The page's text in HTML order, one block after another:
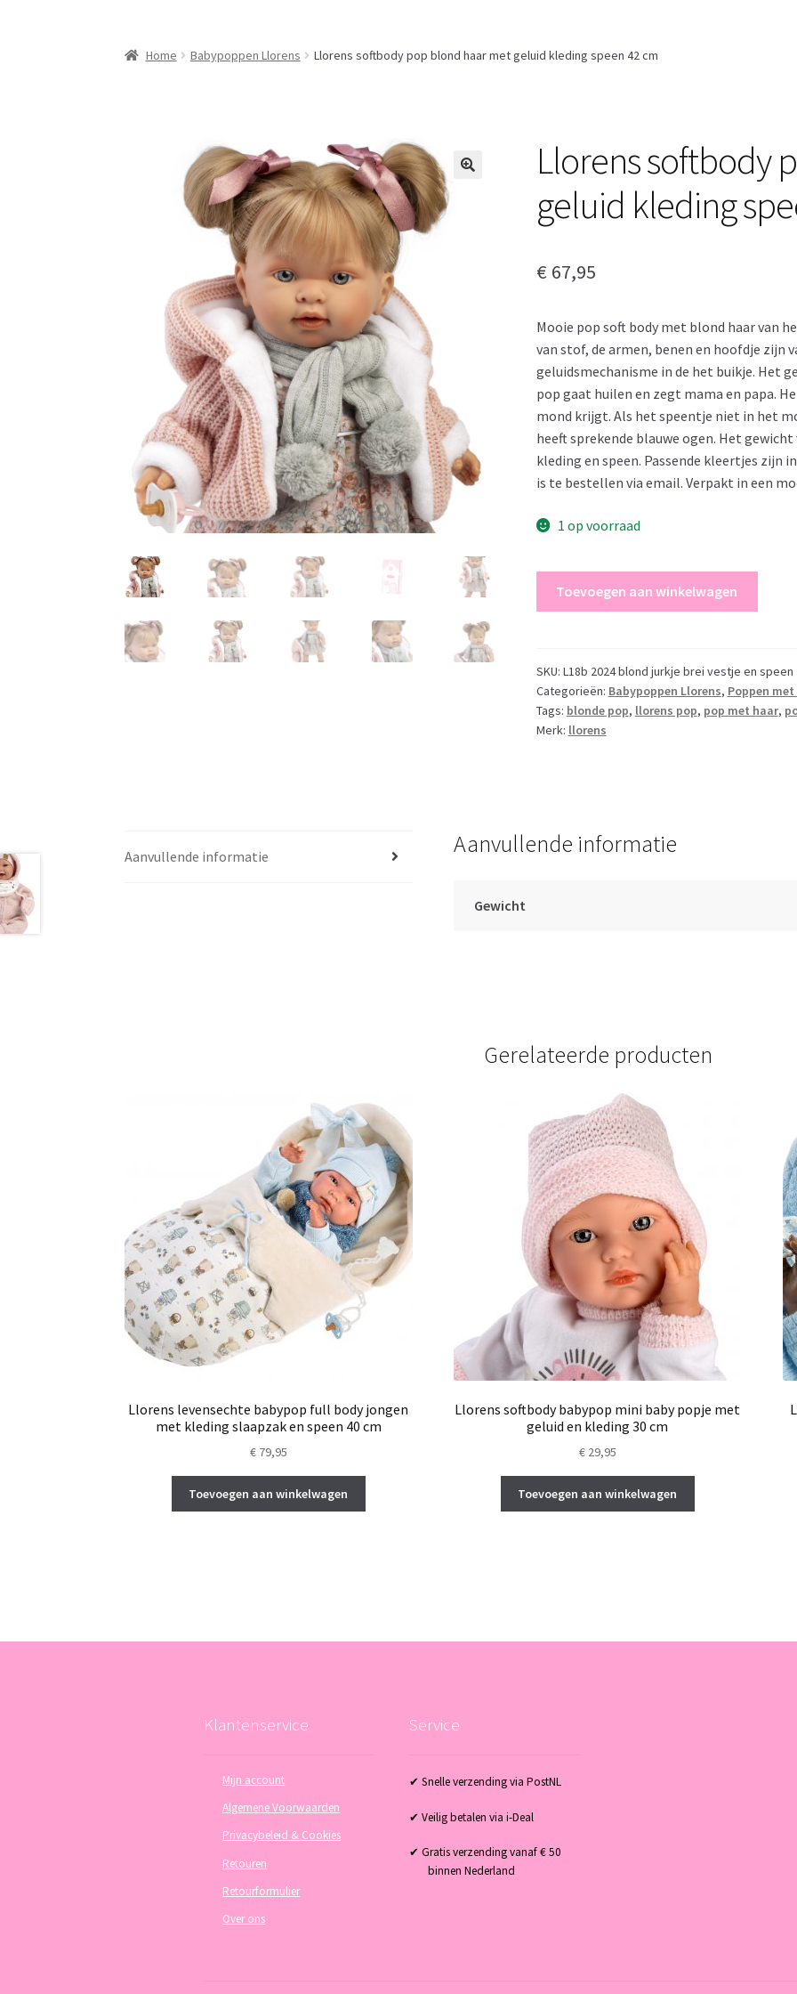
Home Babypoppen Llorens Llorens softbody pop blond haar met geluid kleding speen 42 cm
Llorens softbody
geluid kleding
€ 67,95
Mooie pop soft body met blond haar van
van stof, de armen, benen en hoofdje zijn
geluidsmechanisme in de het buikje. Het
pop gaat huilen en zegt mama en papa.
mond krijgt. Als het speentje niet in het
heeft sprekende blauwe ogen. Het
kleding en speen. Passende kleertjes zijn
is te bestellen via email. Verpakt in een
1 op voorraad
haar
met
geluid
kleding
Toevoegen aan winkelwagen
SKU: L18b 2024 blond jurkje brei vestje en speen
Categorieën: Babypoppen Llorens, Poppen
Tags: blonde pop, llorens pop, pop met haar,
Merk: llorens
Aanvullende informatie Aanvullende informatie
Gewicht
Gerelateerde producten
Llorens levensechte babypop full body jongen
met kleding slaapzak en speen 40 cm
€79,95
Toevoegen aan winkelwagen
Llorens softbody babypop mini baby popje met
geluid en kleding 30 cm
€29,95
Toevoegen aan winkelwagen
Klantenservice
Mijn account
Algemene Voorwaarden
Privacybeleid & Cookies
Retouren
Retourformulier
Over ons
Service
✔ Snelle verzending via PostNL
✔ Veilig betalen via i-Deal
✔ Gratis verzending vanaf € 50
binnen Nederland